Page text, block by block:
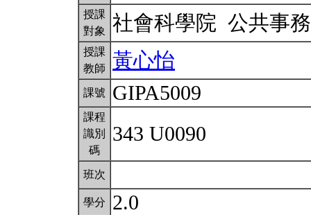
授課
對象
社會科學院 公共事
授課
教師
黃心怡
課號 GIPA5009
課程
識別
碼
343 U0090
班次
學分 2.0